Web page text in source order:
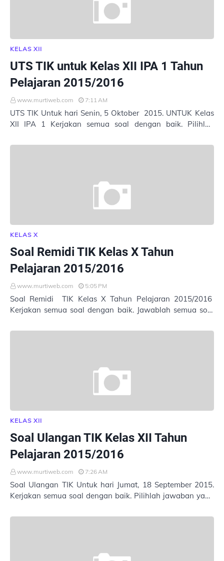
KELAS XII
UTS TIK untuk Kelas XII IPA 1 Tahun
Pelajaran 2015/2016
www.murtiweb.com 7:11 AM
UTS TIK Untuk hari Senin, 5 Oktober 2015. UNTUK Kelas
XII IPA 1 Kerjakan semua soal dengan baik. Pilihlah
KELAS X
Soal Remidi TIK Kelas X Tahun
Pelajaran 2015/2016
www.murtiweb.com 5:05 PM
Soal Remidi TIK Kelas X Tahun Pelajaran 2015/2016
Kerjakan semua soal dengan baik. Jawablah semua soal
KELAS XII
Soal Ulangan TIK Kelas XII Tahun
Pelajaran 2015/2016
www.murtiweb.com 7:26 AM
Soal Ulangan TIK Untuk hari Jumat, 18 September 2015.
Kerjakan semua soal dengan baik. Pilihlah jawaban yang